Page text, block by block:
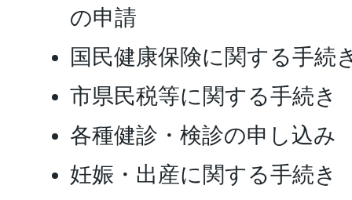
の申請
国民健康保険に関する手続
市県民税等に関する手続き
各種健診・検診の申し込み
妊娠・出産に関する手続き